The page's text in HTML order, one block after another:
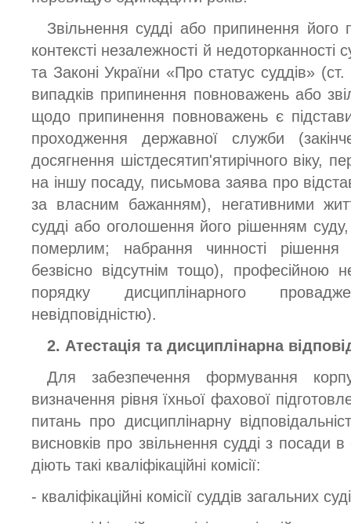
Звільнення судді або припинення
контексті незалежності й недоторканності
та Законі України «Про статус суддів»
випадків припинення повноважень або
щодо припинення повноважень є
проходження державної служби
досягнення шістдесятип'ятирічного віку,
на іншу посаду, письмова заява про
за власним бажанням), негативними
судді або оголошення його рішенням
померлим; набрання чинності
безвісно відсутнім тощо), професійною
порядку дисциплінарного
невідповідністю).
2. Атестація та дисциплінарна
Для забезпечення формування
визначення рівня їхньої фахової
питань про дисциплінарну
висновків про звільнення судді з посади
діють такі кваліфікаційні комісії:
- кваліфікаційні комісії суддів загальних